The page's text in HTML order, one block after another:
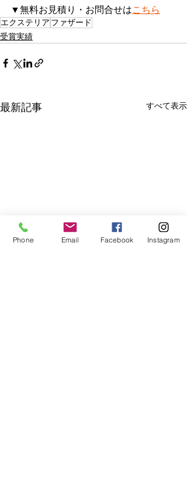
▼無料お見積り・お問合せはこちら
エクステリア ファザード
受賞実績
最新記事 すべて表示
Phone Email Facebook Instagram